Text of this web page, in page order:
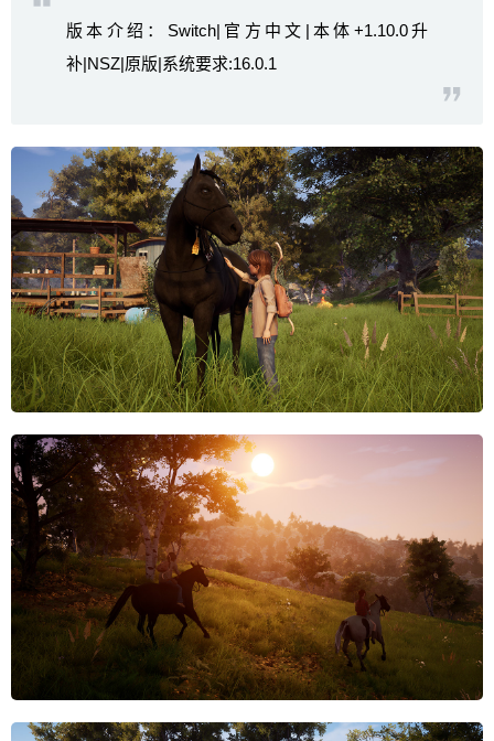
版本介绍：Switch|官方中文|本体+1.10.0升
补|NSZ|原版|系统要求:16.0.1